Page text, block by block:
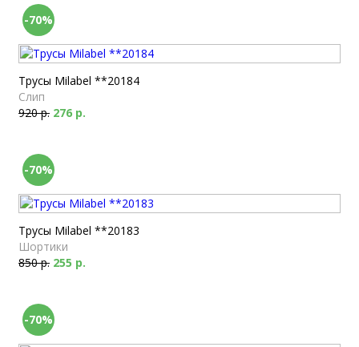
-70%
Трусы Milabel **20184
Слип
920 р. 276 р.
-70%
Трусы Milabel **20183
Шортики
850 р. 255 р.
-70%